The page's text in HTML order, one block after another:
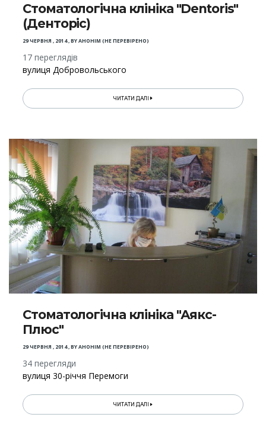
Стоматологічна клініка "Dentoris"
(Денторіс)
29 ЧЕРВНЯ , 2014,BYАНОНІМ (НЕ ПЕРЕВІРЕНО)
17 переглядів
вулиця Добровольського
ЧИТАТИ ДАЛІ
Стоматологічна клініка "Аякс-
Плюс"
29 ЧЕРВНЯ , 2014,BYАНОНІМ (НЕ ПЕРЕВІРЕНО)
34 перегляди
вулиця 30-річчя Перемоги
ЧИТАТИ ДАЛІ